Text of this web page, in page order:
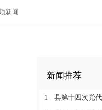
新闻
新闻推荐
1 县第十四次党代